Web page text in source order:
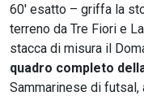
60' esatto – griffa la
terreno da Tre Fiori e
stacca di misura il
quadro completo
Sammarinese di